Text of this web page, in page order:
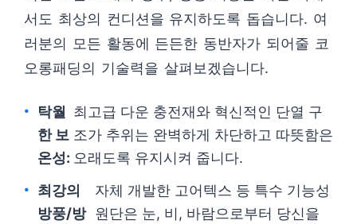
서도 최상의 컨디션을 유지하도록 돕습니다. 여
러분의 모든 활동에 든든한 동반자가 되어줄 코
오롱패딩의 기술력을 살펴보겠습니다.
탁월
한 보
온성:
최고급 다운 충전재와 혁신적인 단열 구
조가 추위는 완벽하게 차단하고 따뜻함은
오래도록 유지시켜 줍니다.
최강의
방풍/방
자체 개발한 고어텍스 등 특수 기능성
원단은 눈, 비, 바람으로부터 당신을